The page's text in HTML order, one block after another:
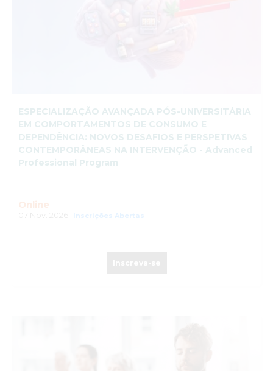
ESPECIALIZAÇÃO AVANÇADA PÓS-UNIVERSITÁRIA
EM COMPORTAMENTOS DE CONSUMO E
DEPENDÊNCIA: NOVOS DESAFIOS E PERSPETIVAS
CONTEMPORÂNEAS NA INTERVENÇÃO - Advanced
Professional Program
Online
Inscrições Abertas